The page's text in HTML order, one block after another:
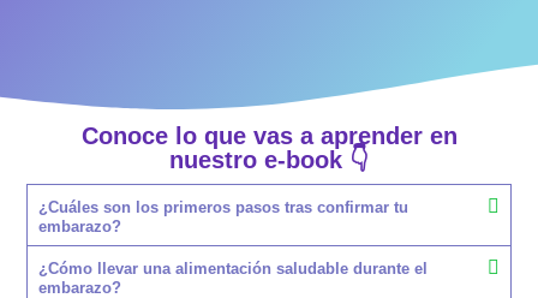
Conoce lo que vas a aprender en
nuestro e-book 👇
¿Cuáles son los primeros pasos tras confirmar tu
embarazo?
¿Cómo llevar una alimentación saludable durante el
embarazo?